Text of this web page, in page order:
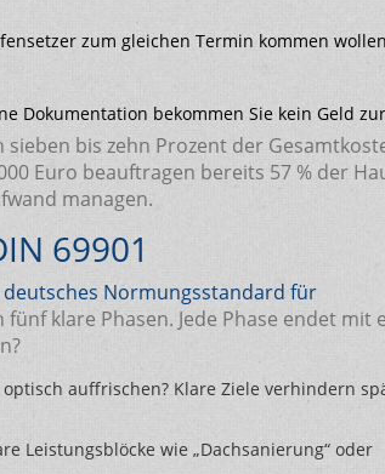
zum gleichen Termin kommen
Dokumentation bekommen Sie kein Geld
bis zehn Prozent der
Euro beauftragen bereits 57 % der
managen.
69901
deutsches Normungsstandard für
klare Phasen. Jede Phase endet mit
auffrischen? Klare Ziele verhindern
Leistungsblöcke wie „Dachsanierung“ oder